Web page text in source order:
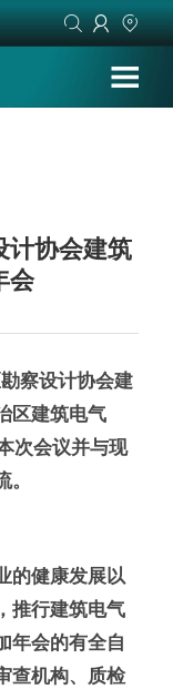
  
计协会建筑
会
察设计协会建
区建筑电气
次会议并与现
的健康发展以
推行建筑电气
年会的有全自
查机构、质检